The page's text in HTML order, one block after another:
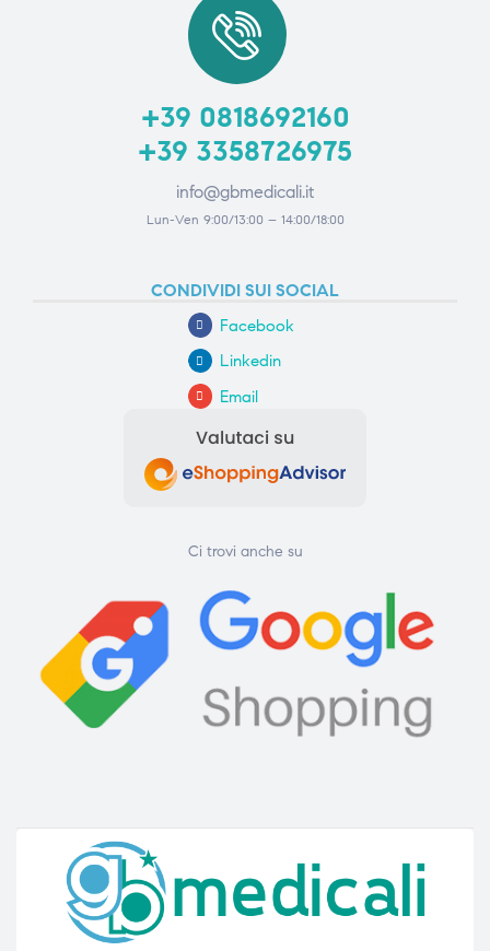
+39 0818692160
+39 3358726975
info@gbmedicali.it
Lun-Ven 9:00/13:00 – 14:00/18:00
CONDIVIDI SUI SOCIAL
Facebook
Linkedin
Email
Ci trovi anche su